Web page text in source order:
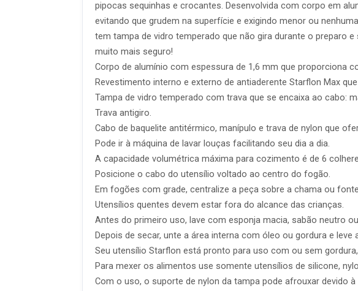
pipocas sequinhas e crocantes. Desenvolvida com corpo em
evitando que grudem na superfície e exigindo menor ou
tem tampa de vidro temperado que não gira durante o preparo
muito mais seguro!
Corpo de alumínio com espessura de 1,6 mm que proporciona
Revestimento interno e externo de antiaderente Starflon Max
Tampa de vidro temperado com trava que se encaixa ao cabo:
Trava antigiro.
Cabo de baquelite antitérmico, manípulo e trava de nylon que
Pode ir à máquina de lavar louças facilitando seu dia a dia.
A capacidade volumétrica máxima para cozimento é de 6
Posicione o cabo do utensílio voltado ao centro do fogão.
Em fogões com grade, centralize a peça sobre a chama ou
Utensílios quentes devem estar fora do alcance das crianças.
Antes do primeiro uso, lave com esponja macia, sabão neutro
Depois de secar, unte a área interna com óleo ou gordura e
Seu utensílio Starflon está pronto para uso com ou sem
Para mexer os alimentos use somente utensílios de silicone,
Com o uso, o suporte de nylon da tampa pode afrouxar devido